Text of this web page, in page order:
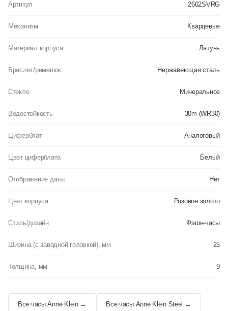
Артикул 2662SVRG
Механизм Кварцевые
Материал корпуса Латунь
Браслет/ремешок Нержавеющая сталь
Стекло Минеральное
Водостойкость 30m (WR30)
Циферблат Аналоговый
Цвет циферблата Белый
Отображение даты Нет
Цвет корпуса Розовое золото
Стиль/дизайн Фэшн-часы
Ширина (с заводной головкой), мм 25
Толщина, мм 9
Все часы Anne Klein → Все часы Anne Klein Steel →